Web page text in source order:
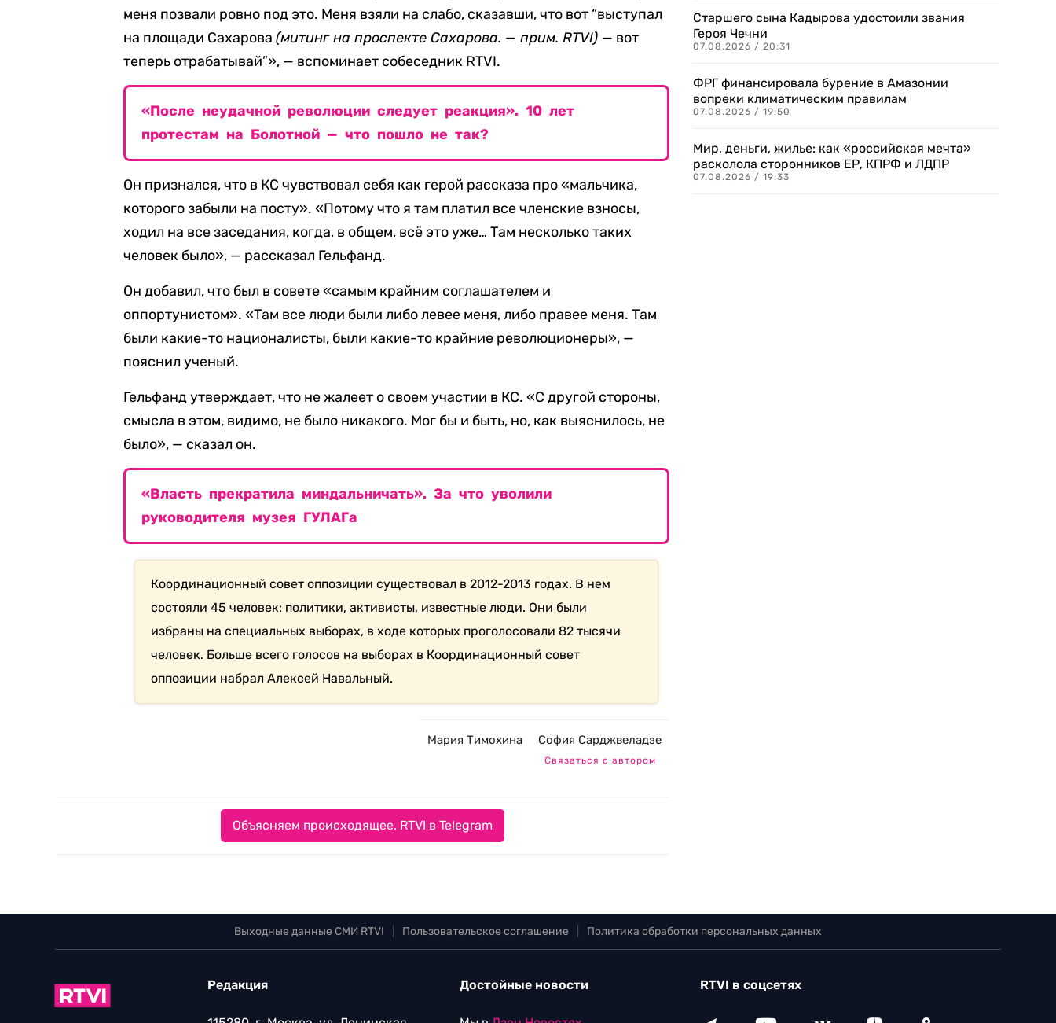
меня позвали ровно под это. Меня взяли на слабо, сказавши, что вот “выступал
на площади Сахарова(митинг на проспекте Сахарова. — прим. RTVI) — вот
теперь отрабатывай”», — вспоминает собеседник RTVI.
«После неудачной революции следует реакция». 10 лет
протестам на Болотной — что пошло не так?
Он признался, что в КС чувствовал себя как герой рассказа про «мальчика,
которого забыли на посту». «Потому что я там платил все членские взносы,
ходил на все заседания, когда, в общем, всё это уже… Там несколько таких
человек было», — рассказал Гельфанд.
Он добавил, что был в совете «самым крайним соглашателем и
оппортунистом». «Там все люди были либо левее меня, либо правее меня. Там
были какие-то националисты, были какие-то крайние революционеры», —
пояснил ученый.
Гельфанд утверждает, что не жалеет о своем участии в КС. «С другой стороны,
смысла в этом, видимо, не было никакого. Мог бы и быть, но, как выяснилось, не
было», — сказал он.
«Власть прекратила миндальничать». За что уволили
руководителя музея ГУЛАГа
Координационный совет оппозиции существовал в 2012-2013 годах. В нем
состояли 45 человек: политики, активисты, известные люди. Они были
избраны на специальных выборах, в ходе которых проголосовали 82 тысячи
человек. Больше всего голосов на выборах в Координационный совет
оппозиции набрал Алексей Навальный.
Мария Тимохина София Сарджвеладзе
Связаться с автором
Объясняем происходящее. RTVI в Telegram
Старшего сына Кадырова удостоили звания
Героя Чечни
07.08.2026 / 20:31
ФРГ финансировала бурение в Амазонии
вопреки климатическим правилам
07.08.2026 / 19:50
Мир, деньги, жилье: как «российская мечта»
расколола сторонников ЕР, КПРФ и ЛДПР
07.08.2026 / 19:33
Выходные данные СМИ RTVI Пользовательское соглашение Политика обработки персональных данных
Редакция Достойные новости RTVI в соцсетях